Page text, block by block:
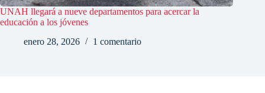
UNAH llegará a nueve departamentos para acercar la
educación a los jóvenes
enero 28, 2026
1 comentario